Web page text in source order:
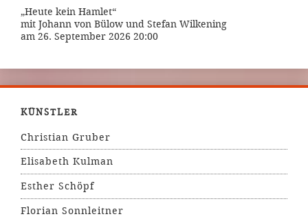
„Heute kein Hamlet“
mit Johann von Bülow und Stefan Wilkening
am 26. September 2026 20:00
KÜNSTLER
Christian Gruber
Elisabeth Kulman
Esther Schöpf
Florian Sonnleitner